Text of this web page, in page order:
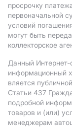
просрочку
первоначальной
условий
могут быть
коллекторское
Данный Интернет-
информационный
вляется
Статьи 437
подробной
товаров и (или)
менеджерам